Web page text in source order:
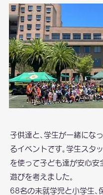
子供達と､学生が一緒にな
るイベントです｡学生スタ
を使って子ども達が安心安
遊びを考えました。
68名の未就学児と小学生､